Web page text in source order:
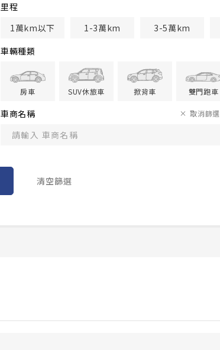
里程
1萬km以下
1-3萬km 3-5萬km
車輛種類
房車 SUV休旅車 掀背車 雙門跑車
車商名稱 取消篩選
清空篩選